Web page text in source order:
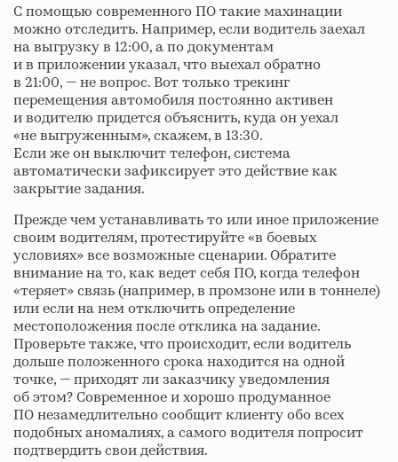
С помощью современного ПО такие махинации
можно отследить. Например, если водитель заехал
на выгрузку в 12:00, а по документам
и в приложении указал, что выехал обратно
в 21:00, — не вопрос. Вот только трекинг
перемещения автомобиля постоянно активен
и водителю придется объяснить, куда он уехал
«не выгруженным», скажем, в 13:30.
Если же он выключит телефон, система
автоматически зафиксирует это действие как
закрытие задания.
Прежде чем устанавливать то или иное приложение
своим водителям, протестируйте «в боевых
условиях» все возможные сценарии. Обратите
внимание на то, как ведет себя ПО, когда телефон
«теряет» связь (например, в промзоне или в тоннеле)
или если на нем отключить определение
местоположения после отклика на задание.
Проверьте также, что происходит, если водитель
дольше положенного срока находится на одной
точке, — приходят ли заказчику уведомления
об этом? Современное и хорошо продуманное
ПО незамедлительно сообщит клиенту обо всех
подобных аномалиях, а самого водителя попросит
подтвердить свои действия.